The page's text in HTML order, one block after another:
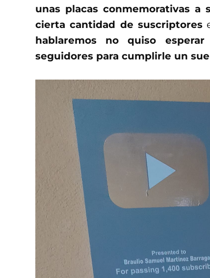
unas placas conmemorativas a
cierta cantidad de suscriptores
hablaremos no quiso
seguidores para cumplirle un